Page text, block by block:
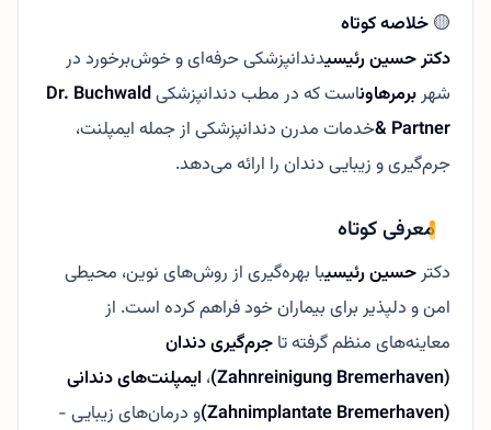
🟡خلاصه کوتاه
دکتر حسین رئیسیدندانپزشکی حرفه‌ای و خوش‌برخورد در
شهربرمرهاوناست که در مطب دندانپزشکیDr. Buchwald
& Partnerخدمات مدرن دندانپزشکی از جمله ایمپلنت،
جرم‌گیری و زیبایی دندان را ارائه می‌دهد.
معرفی کوتاه
دکترحسین رئیسیبا بهره‌گیری از روش‌های نوین، محیطی
امن و دلپذیر برای بیماران خود فراهم کرده است. از
معاینه‌های منظم گرفته تاجرم‌گیری دندان
(Zahnreinigung Bremerhaven)
، ایمپلنت‌های دندانی
(Zahnimplantate Bremerhaven)
و درمان‌های زیبایی -